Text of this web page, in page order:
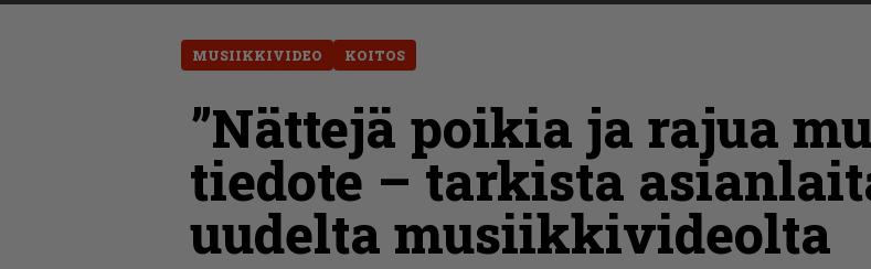
MUSIIKKIVIDEO KOITOS
”Nättejä poikia ja rajua
tiedote – tarkista
uudelta musiikkivideolta